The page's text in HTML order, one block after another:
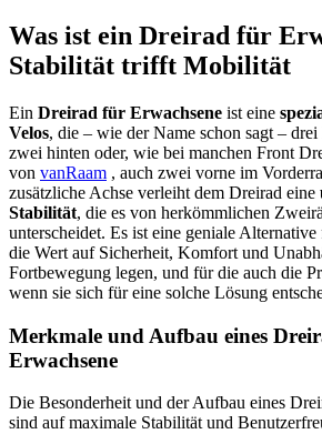
Was ist ein Dreirad für
Stabilität trifft Mobilität
Ein Dreirad für Erwachsene ist eine
Velos, die – wie der Name schon sagt –
zwei hinten oder, wie bei manchen Front
von vanRaam , auch zwei vorne im
zusätzliche Achse verleiht dem Dreirad eine
Stabilität, die es von herkömmlichen
unterscheidet. Es ist eine geniale
die Wert auf Sicherheit, Komfort und
Fortbewegung legen, und für die auch die
wenn sie sich für eine solche Lösung
Merkmale und Aufbau eines
Erwachsene
Die Besonderheit und der Aufbau eines
sind auf maximale Stabilität und